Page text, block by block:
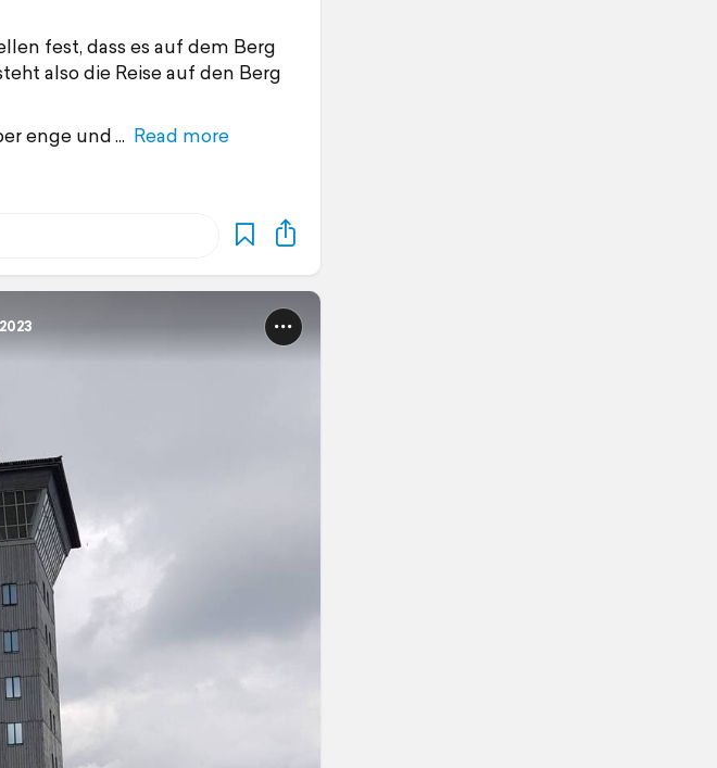
fest, dass es auf dem Berg
also die Reise auf den Berg
enge und
Read more